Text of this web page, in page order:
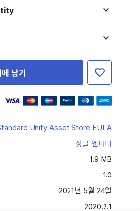
담기
Unity Asset Store EULA
싱글 엔티티
1.9 MB
1.0
2021년 5월 24일
2020.2.1